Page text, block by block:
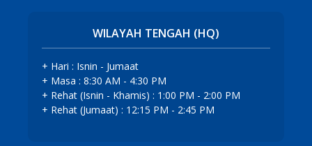
WILAYAH TENGAH (HQ)
+ Hari : Isnin - Jumaat
+ Masa : 8:30 AM - 4:30 PM
+ Rehat (Isnin - Khamis) : 1:00 PM - 2:00 PM
+ Rehat (Jumaat) : 12:15 PM - 2:45 PM